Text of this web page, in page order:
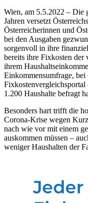
Wien, am 5.5.2022 – Die
Jahren versetzt
Österreicherinnen und
bei den Ausgaben
sorgenvoll in ihre
bereits ihre Fixkosten der
ihrem
Einkommensumfrage, bei
1.200 Haushalte befragt
Besonders hart trifft die
Corona-Krise wegen
nach wie vor mit einem
auskommen müssen –
weniger Haushalten der